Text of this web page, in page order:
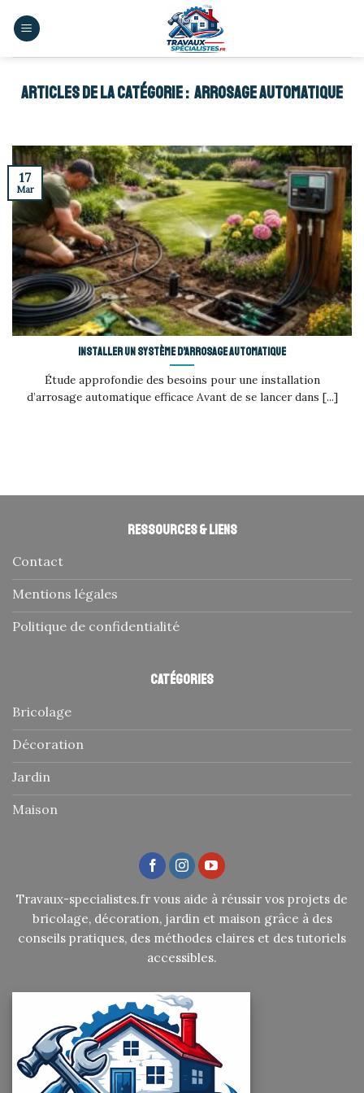
ARROSAGE AUTOMATIQUE
Installer un système d’arrosage automatique
Étude approfondie des besoins pour une installation
d’arrosage automatique efficace Avant de se lancer dans [...]
17
Mar
Ressources & liens
Contact
Mentions légales
Politique de confidentialité
Catégories
Bricolage
Décoration
Jardin
Maison
Travaux-specialistes.fr vous aide à réussir vos projets de
bricolage, décoration, jardin et maison grâce à des
conseils pratiques, des méthodes claires et des tutoriels
accessibles.